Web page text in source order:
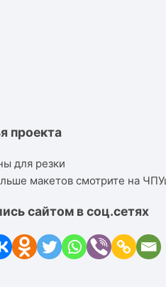
проекта
для резки
макетов смотрите на
сайтом в соц.сетях